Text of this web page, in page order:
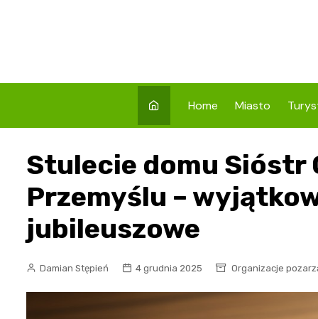
Home Miasto
Stulecie domu Sióstr
Przemyślu –
jubileuszowe
Damian Stępień 4 grudnia 2025 Organizacje